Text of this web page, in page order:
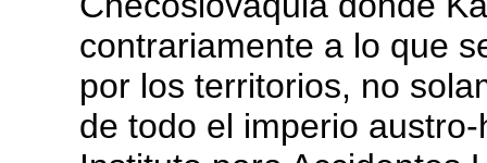
contrariamente a lo que
por los territorios, no
de todo el imperio